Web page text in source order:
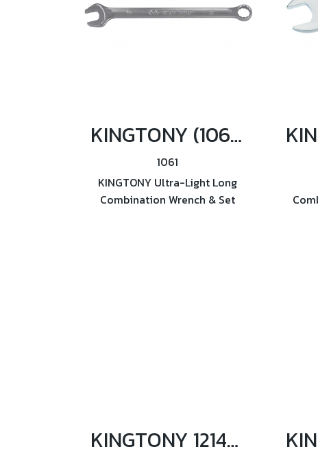
KINGTONY (1061) ประแจแหวนข้างปากตาย ตัวยาว ขนาด 6 ถึง 32mm.
1061
KINGTONY Ultra-Light Long
Combination Wrench & Set
KINGTONY 1214SR ชุดประแจแหวนข้าง-ปากตาย 14ตัว/ชุด (ระบบนิ้ว)